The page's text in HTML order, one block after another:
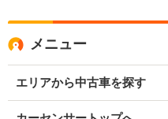
メニュー
エリアから中古車を探す